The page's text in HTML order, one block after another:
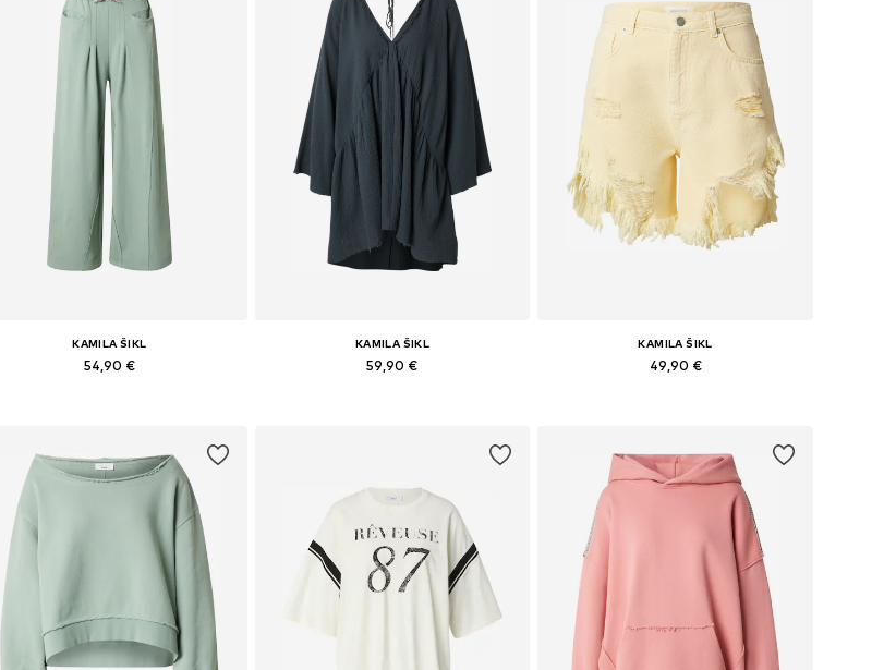
KAMILA ŠIKL
54,90 €
KAMILA ŠIKL
59,90 €
KAMILA ŠIKL
49,90 €